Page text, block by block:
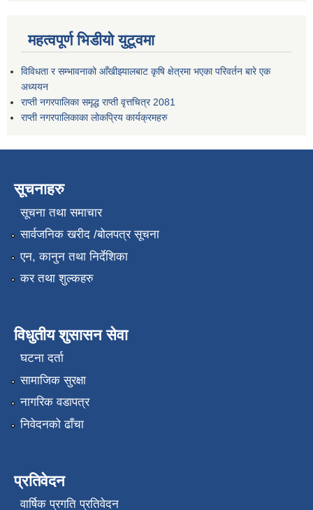
महत्वपूर्ण भिडीयो युटूवमा
विविधता र सम्भावनाको आँखीझ्यालबाट कृषि क्षेत्रमा भएका परिवर्तन बारे एक
अध्ययन
राप्ती नगरपालिका समृद्ध राप्ती वृत्तचित्र 2081
राप्ती नगरपालिकाका लोकप्रिय कार्यक्रमहरु
सूचनाहरु
सूचना तथा समाचार
सार्वजनिक खरीद /बोलपत्र सूचना
एन, कानुन तथा निर्देशिका
कर तथा शुल्कहरु
विधुतीय शुसासन सेवा
घटना दर्ता
सामाजिक सुरक्षा
नागरिक वडापत्र
निवेदनको ढाँचा
प्रतिवेदन
वार्षिक प्रगति प्रतिवेदन